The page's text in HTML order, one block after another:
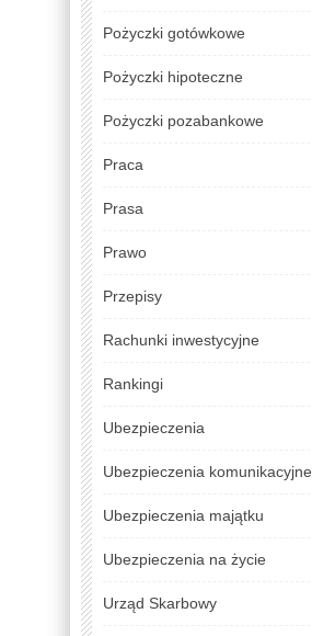
Pożyczki gotówkowe
Pożyczki hipoteczne
Pożyczki pozabankowe
Praca
Prasa
Prawo
Przepisy
Rachunki inwestycyjne
Rankingi
Ubezpieczenia
Ubezpieczenia komunikacyjne
Ubezpieczenia majątku
Ubezpieczenia na życie
Urząd Skarbowy